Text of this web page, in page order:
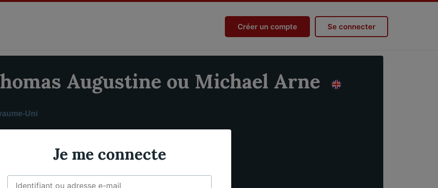
Créer un compte Se connecter
Augustine ou Michael Arne
Uni
Je me connecte